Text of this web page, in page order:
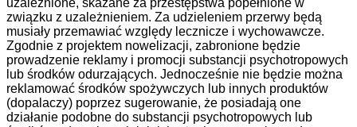
uzależnione, skazane za przestępstwa popełnione w
związku z uzależnieniem. Za udzieleniem przerwy będą
musiały przemawiać względy lecznicze i wychowawcze.
Zgodnie z projektem nowelizacji, zabronione będzie
prowadzenie reklamy i promocji substancji psychotropowych
lub środków odurzających. Jednocześnie nie będzie można
reklamować środków spożywczych lub innych produktów
(dopalaczy) poprzez sugerowanie, że posiadają one
działanie podobne do substancji psychotropowych lub